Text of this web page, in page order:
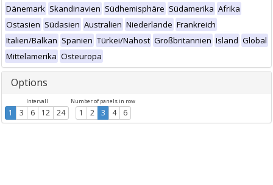
Dänemark Skandinavien Südhemisphäre Südamerika Afrika
Ostasien Südasien Australien Niederlande Frankreich
Italien/Balkan Spanien Türkei/Nahost Großbritannien Island Global
Mittelamerika Osteuropa
Options
Intervall
1 3 6 12 24
Number of panels in row
1 2 3 4 6